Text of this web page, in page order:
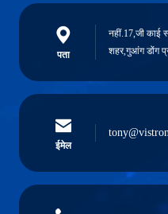
पता
नहीं.17,जी काई
शहर,गुआंग डोंग
ईमेल